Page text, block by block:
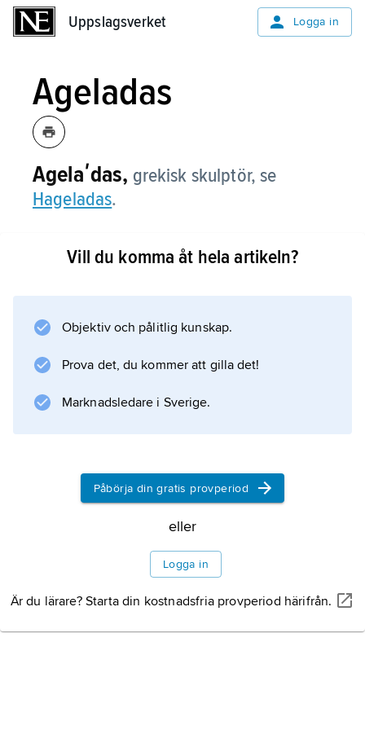
Uppslagsverket Logga in
Ageladas
Agelaʹdas, grekisk skulptör, se
Hageladas.
Vill du komma åt hela artikeln?
Objektiv och pålitlig kunskap.
Prova det, du kommer att gilla det!
Marknadsledare i Sverige.
Påbörja din gratis provperiod
eller
Logga in
Är du lärare? Starta din kostnadsfria provperiod härifrån.